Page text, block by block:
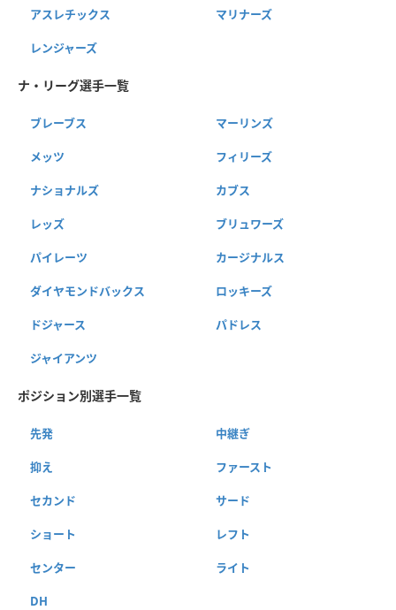
アスレチックス マリナーズ
レンジャーズ
ナ・リーグ選手一覧
ブレーブス マーリンズ
メッツ フィリーズ
ナショナルズ カブス
レッズ ブリュワーズ
パイレーツ カージナルス
ダイヤモンドバックス ロッキーズ
ドジャース パドレス
ジャイアンツ
ポジション別選手一覧
先発 中継ぎ
抑え ファースト
セカンド サード
ショート レフト
センター ライト
DH